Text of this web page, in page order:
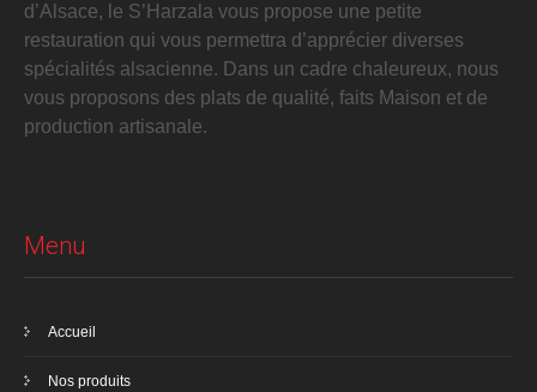
d’Alsace, le S’Harzala vous propose une petite
restauration qui vous permettra d’apprécier diverses
spécialités alsacienne. Dans un cadre chaleureux, nous
vous proposons des plats de qualité, faits Maison et de
production artisanale.
Menu
Accueil
Nos produits